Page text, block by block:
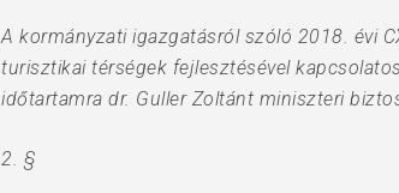
A kormányzati igazgatásról szóló 2018. évi
turisztikai térségek fejlesztésével
időtartamra dr. Guller Zoltánt miniszteri
2. §